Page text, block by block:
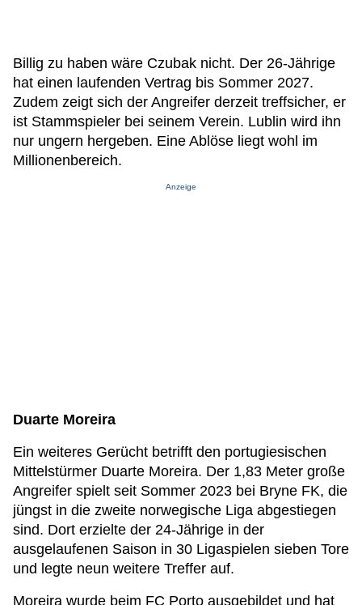
Billig zu haben wäre Czubak nicht. Der 26-Jährige
hat einen laufenden Vertrag bis Sommer 2027.
Zudem zeigt sich der Angreifer derzeit treffsicher, er
ist Stammspieler bei seinem Verein. Lublin wird ihn
nur ungern hergeben. Eine Ablöse liegt wohl im
Millionenbereich.
Anzeige
Duarte Moreira
Ein weiteres Gerücht betrifft den portugiesischen
Mittelstürmer Duarte Moreira. Der 1,83 Meter große
Angreifer spielt seit Sommer 2023 bei Bryne FK, die
jüngst in die zweite norwegische Liga abgestiegen
sind. Dort erzielte der 24-Jährige in der
ausgelaufenen Saison in 30 Ligaspielen sieben Tore
und legte neun weitere Treffer auf.
Moreira wurde beim FC Porto ausgebildet und hat